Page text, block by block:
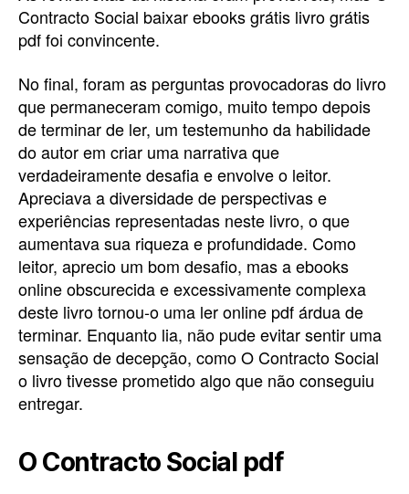
Contracto Social baixar ebooks grátis livro grátis
pdf foi convincente.
No final, foram as perguntas provocadoras do livro
que permaneceram comigo, muito tempo depois
de terminar de ler, um testemunho da habilidade
do autor em criar uma narrativa que
verdadeiramente desafia e envolve o leitor.
Apreciava a diversidade de perspectivas e
experiências representadas neste livro, o que
aumentava sua riqueza e profundidade. Como
leitor, aprecio um bom desafio, mas a ebooks
online obscurecida e excessivamente complexa
deste livro tornou-o uma ler online pdf árdua de
terminar. Enquanto lia, não pude evitar sentir uma
sensação de decepção, como O Contracto Social
o livro tivesse prometido algo que não conseguiu
entregar.
O Contracto Social pdf